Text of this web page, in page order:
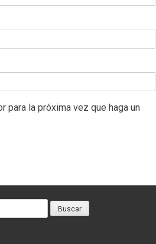
para la próxima vez que haga un